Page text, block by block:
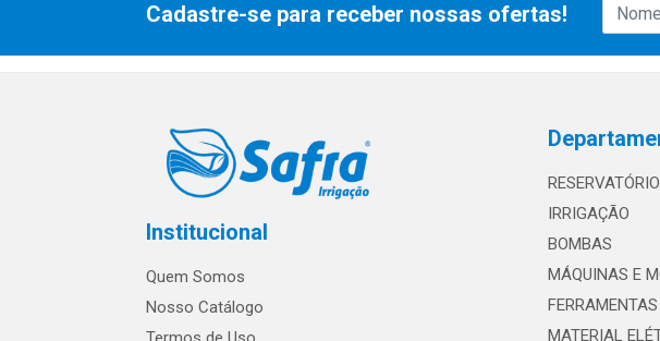
Cadastre-se para receber nossas ofertas!
Institucional
Quem Somos
Nosso Catálogo
RESERVATÓRIO
IRRIGAÇÃO
BOMBAS
MÁQUINAS E
FERRAMENTAS
MATERIAL